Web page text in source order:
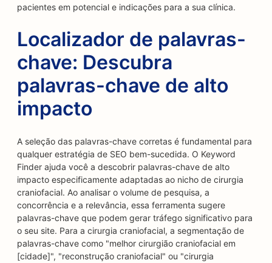
pacientes em potencial e indicações para a sua clínica.
Localizador de palavras-
chave: Descubra
palavras-chave de alto
impacto
A seleção das palavras-chave corretas é fundamental para
qualquer estratégia de SEO bem-sucedida. O Keyword
Finder ajuda você a descobrir palavras-chave de alto
impacto especificamente adaptadas ao nicho de cirurgia
craniofacial. Ao analisar o volume de pesquisa, a
concorrência e a relevância, essa ferramenta sugere
palavras-chave que podem gerar tráfego significativo para
o seu site. Para a cirurgia craniofacial, a segmentação de
palavras-chave como "melhor cirurgião craniofacial em
[cidade]", "reconstrução craniofacial" ou "cirurgia